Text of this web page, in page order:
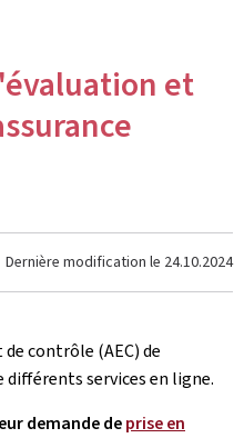
et
Dernière modification le 24.10.2024
contrôle (AEC) de
différents services en ligne.
demande deprise en